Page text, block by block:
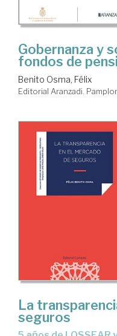
Gobernanza y
fondos de
Benito Osma, Félix
Editorial Aranzadi.
La
seguros